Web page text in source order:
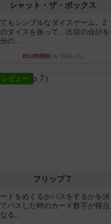
シャット・ザ・ボックス
もシンプルなダイスゲーム。2
ダイスを振って、出目の合計を
の...
約12時間前by OSAっち
レビュー
フリップ７
ドをめくるかパスをするかを決
パスした時のカード数字が得点
る...